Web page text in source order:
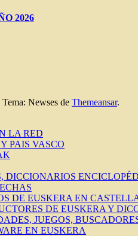
2026
Tema: Newses de Themeansar.
LA RED
PAIS VASCO
DICCIONARIOS
DE EUSKERA EN
DE EUSKERA Y
JUEGOS,
EN EUSKERA